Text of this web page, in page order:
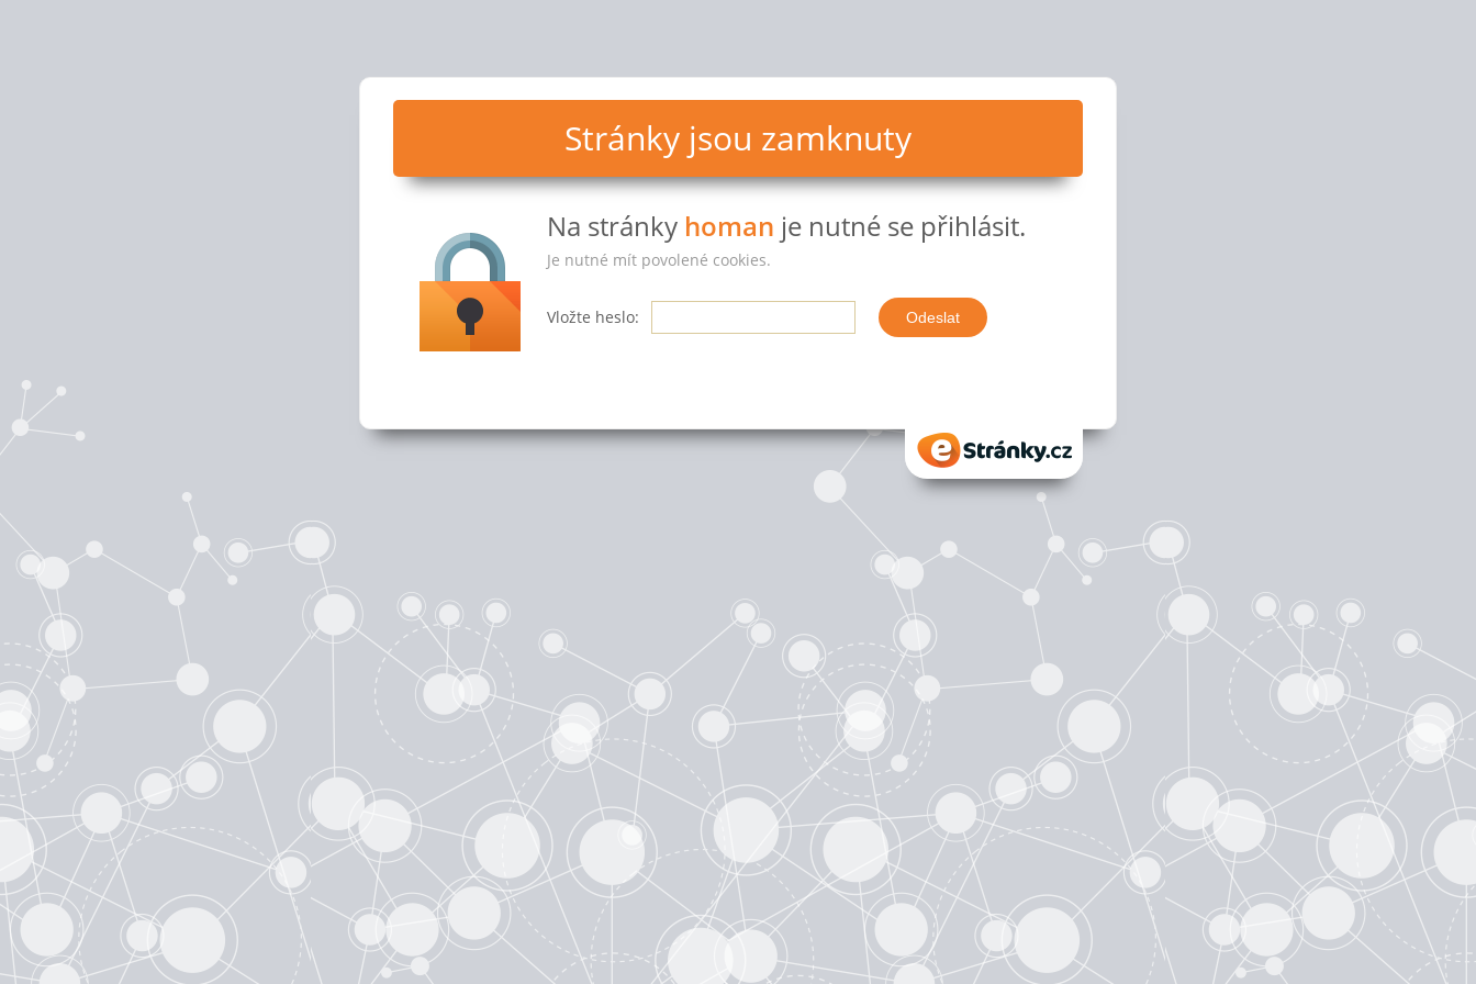
Stránky jsou zamknuty
Na stránky homan je nutné se přihlásit.
Je nutné mít povolené cookies.
Vložte heslo:
eStranky.cz